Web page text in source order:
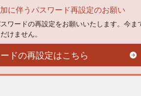
に伴うパスワード再設定のお願い
ワードの再設定をお願いいたします。今ま
けません。
ドの再設定はこちら